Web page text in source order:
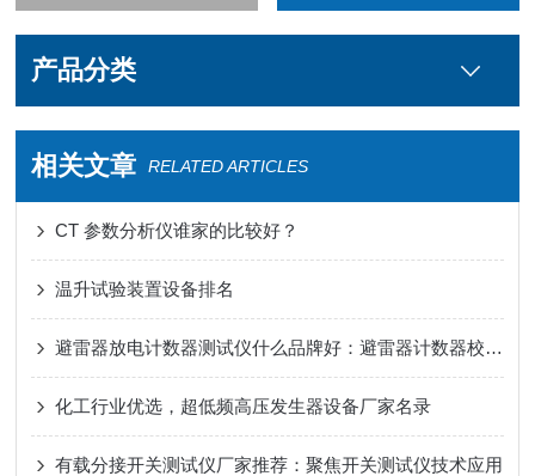
产品分类
相关文章 RELATED ARTICLES
CT 参数分析仪谁家的比较好？
温升试验装置设备排名
避雷器放电计数器测试仪什么品牌好：避雷器计数器校验设备的角色与技术实现
化工行业优选，超低频高压发生器设备厂家名录
有载分接开关测试仪厂家推荐：聚焦开关测试仪技术应用